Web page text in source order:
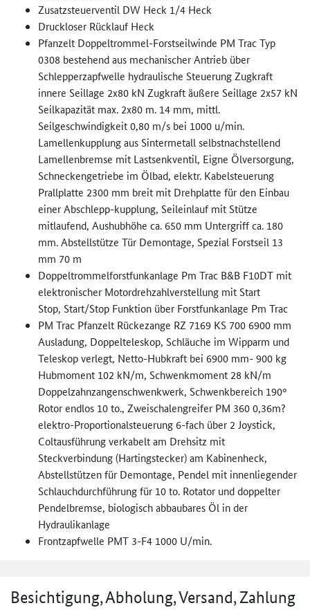
Zusatzsteuerventil DW Heck 1/4 Heck
Druckloser Rücklauf Heck
Pfanzelt Doppeltrommel-Forstseilwinde PM Trac Typ
0308 bestehend aus mechanischer Antrieb über
Schlepperzapfwelle hydraulische Steuerung Zugkraft
innere Seillage 2x80 kN Zugkraft äußere Seillage 2x57 kN
Seilkapazität max. 2x80 m. 14 mm, mittl.
Seilgeschwindigkeit 0,80 m/s bei 1000 u/min.
Lamellenkupplung aus Sintermetall selbstnachstellend
Lamellenbremse mit Lastsenkventil, Eigne Ölversorgung,
Schneckengetriebe im Ölbad, elektr. Kabelsteuerung
Prallplatte 2300 mm breit mit Drehplatte für den Einbau
einer Abschlepp-kupplung, Seileinlauf mit Stütze
mitlaufend, Aushubhöhe ca. 650 mm Untergriff ca. 180
mm. Abstellstütze Tür Demontage, Spezial Forstseil 13
mm 70 m
Doppeltrommelforstfunkanlage Pm Trac B&B F10DT mit
elektronischer Motordrehzahlverstellung mit Start
Stop, Start/Stop Funktion über Forstfunkanlage Pm Trac
PM Trac Pfanzelt Rückezange RZ 7169 KS 700 6900 mm
Ausladung, Doppelteleskop, Schläuche im Wipparm und
Teleskop verlegt, Netto-Hubkraft bei 6900 mm- 900 kg
Hubmoment 102 kN/m, Schwenkmoment 28 kN/m
Doppelzahnzangenschwenkwerk, Schwenkbereich 190°
Rotor endlos 10 to., Zweischalengreifer PM 360 0,36m?
elektro-Proportionalsteuerung 6-fach über 2 Joystick,
Coltausführung verkabelt am Drehsitz mit
Steckverbindung (Hartingstecker) am Kabinenheck,
Abstellstützen für Demontage, Pendel mit innenliegender
Schlauchdurchführung für 10 to. Rotator und doppelter
Pendelbremse, biologisch abbaubares Öl in der
Hydraulikanlage
Frontzapfwelle PMT 3-F4 1000 U/min.
Besichtigung, Abholung, Versand, Zahlung